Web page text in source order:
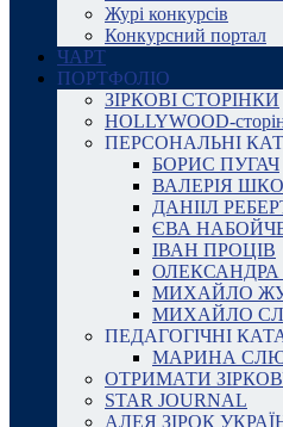
Журі конкурсів
Конкурсний портал
ЧАРТ
ПОРТФОЛІО
ЗІРКОВІ СТОРІНКИ
HOLLYWOOD-
ПЕРСОНАЛЬНІ
БОРИС ПУГАЧ
ВАЛЕРІЯ
ДАНІІЛ
ЄВА
ІВАН ПРОЦІВ
МИХАЙЛО
МИХАЙЛО
ПЕДАГОГІЧНІ
МАРИНА
ОТРИМАТИ
STAR JOURNAL
АЛЕЯ ЗІРОК